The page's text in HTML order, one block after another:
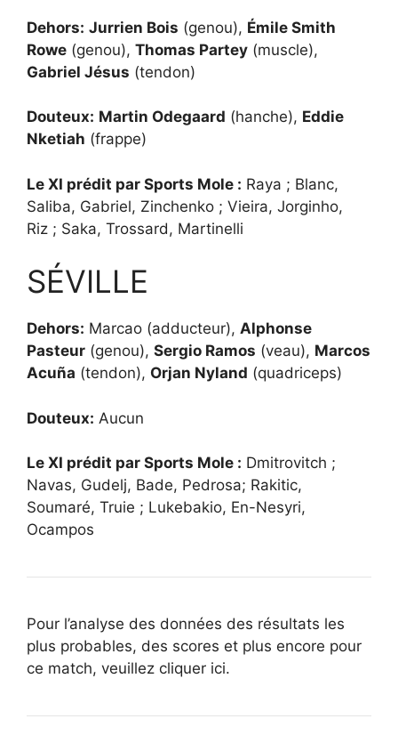
Dehors: Jurrien Bois (genou), Émile Smith
Rowe (genou), Thomas Partey (muscle),
Gabriel Jésus (tendon)
Douteux: Martin Odegaard (hanche), Eddie
Nketiah (frappe)
Le XI prédit par Sports Mole : Raya ; Blanc,
Saliba, Gabriel, Zinchenko ; Vieira, Jorginho,
Riz ; Saka, Trossard, Martinelli
SÉVILLE
Dehors: Marcao (adducteur), Alphonse
Pasteur (genou), Sergio Ramos (veau), Marcos
Acuña (tendon), Orjan Nyland (quadriceps)
Douteux: Aucun
Le XI prédit par Sports Mole : Dmitrovitch ;
Navas, Gudelj, Bade, Pedrosa; Rakitic,
Soumaré, Truie ; Lukebakio, En-Nesyri,
Ocampos
Pour l’analyse des données des résultats les
plus probables, des scores et plus encore pour
ce match, veuillez cliquer ici.